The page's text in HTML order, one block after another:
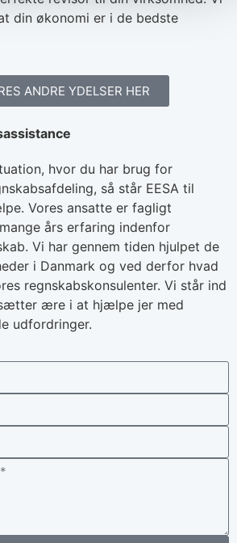
din økonomi er i de bedste
ANDRE YDELSER HER
hvor du har brug for
så står EESA til
Vores ansatte er fagligt
års erfaring indenfor
Vi har gennem tiden hjulpet de
i Danmark og ved derfor hvad
regnskabskonsulenter. Vi står ind
ære i at hjælpe jer med
udfordringer.